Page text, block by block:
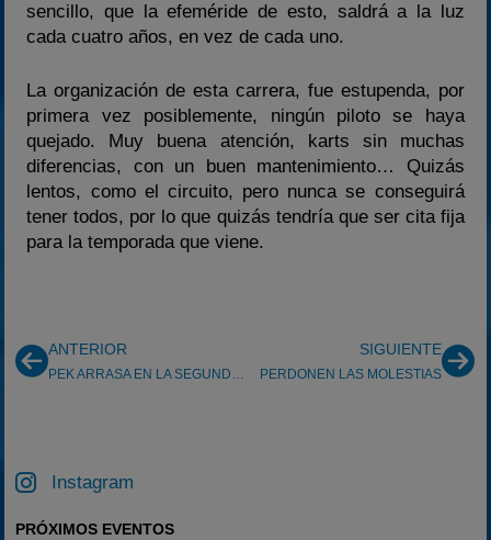
sencillo, que la efeméride de esto, saldrá a la luz
cada cuatro años, en vez de cada uno.
La organización de esta carrera, fue estupenda, por
primera vez posiblemente, ningún piloto se haya
quejado. Muy buena atención, karts sin muchas
diferencias, con un buen mantenimiento… Quizás
lentos, como el circuito, pero nunca se conseguirá
tener todos, por lo que quizás tendría que ser cita fija
para la temporada que viene.
ANTERIOR
PEK ARRASA EN LA SEGUNDA MANGA!
SIGUIENTE
PERDONEN LAS MOLESTIAS
Instagram
PRÓXIMOS EVENTOS